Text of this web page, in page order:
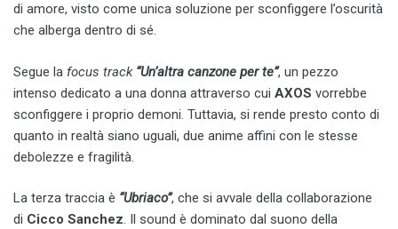
di amore, visto come unica soluzione per sconfiggere l’oscurità
che alberga dentro di sé.
Segue la focus track “Un’altra canzone per te”, un pezzo
intenso dedicato a una donna attraverso cui AXOS vorrebbe
sconfiggere i proprio demoni. Tuttavia, si rende presto conto di
quanto in realtà siano uguali, due anime affini con le stesse
debolezze e fragilità.
La terza traccia è “Ubriaco”, che si avvale della collaborazione
di Cicco Sanchez. Il sound è dominato dal suono della